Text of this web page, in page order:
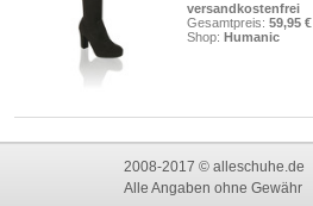
versandkostenfrei
Gesamtpreis:59,95 €
Shop: Humanic
2008-2017 © alleschuhe.de
Alle Angaben ohne Gewähr